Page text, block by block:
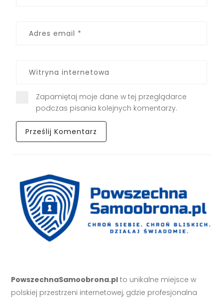
Zapamiętaj moje dane w tej przeglądarce
podczas pisania kolejnych komentarzy.
PowszechnaSamoobrona.pl to unikalne miejsce w
polskiej przestrzeni internetowej, gdzie profesjonalna